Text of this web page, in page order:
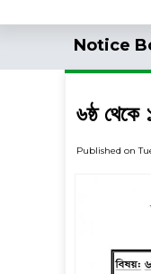
Notice
৬ষ্ঠ থেকে
Published on